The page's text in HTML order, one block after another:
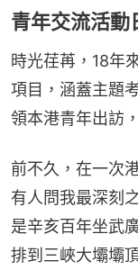
青年交流活動
時光荏苒，18年
項目，涵蓋主題
領本港青年出訪
前不久，在一次
有人問我最深刻
是辛亥百年坐武
排到三峽大壩壩